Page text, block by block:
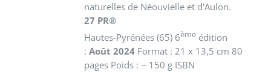
naturelles de Néouvielle et d'Aulon.
27 PR®
Hautes-Pyrénées (65) 6ème édition
: Août 2024 Format : 21 x 13,5 cm 80
pages Poids : ~ 150 g ISBN